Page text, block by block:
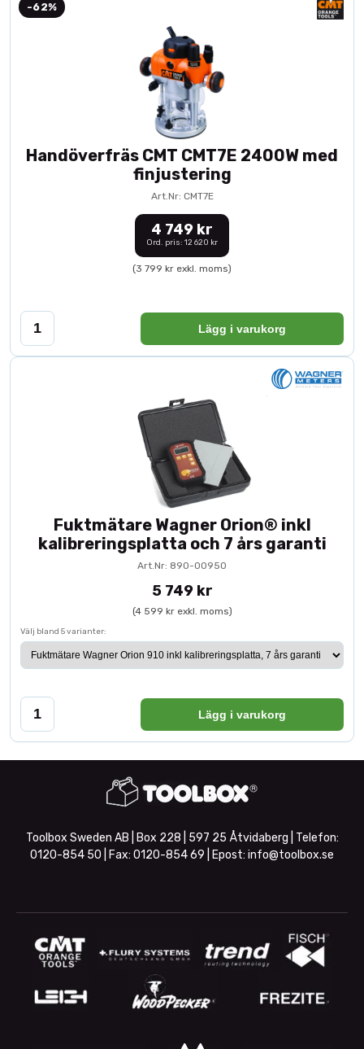
-62%
Handöverfräs CMT CMT7E 2400W med
finjustering
Art.Nr: CMT7E
4 749 kr
Ord. pris: 12 620 kr
(3 799 kr exkl. moms)
Lägg i varukorg
Fuktmätare Wagner Orion® inkl
kalibreringsplatta och 7 års garanti
Art.Nr: 890-00950
5 749 kr
(4 599 kr exkl. moms)
Välj bland 5 varianter:
Lägg i varukorg
Toolbox Sweden AB | Box 228 | 597 25 Åtvidaberg | Telefon:
0120-854 50 | Fax: 0120-854 69 | Epost: info@toolbox.se